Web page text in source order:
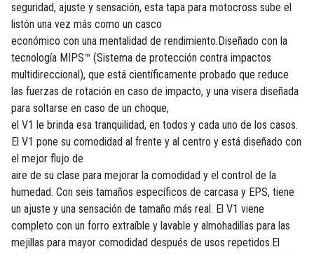
seguridad, ajuste y sensación, esta tapa para motocross sube el
listón una vez más como un casco
económico con una mentalidad de rendimiento.Diseñado con la
tecnología MIPS™ (Sistema de protección contra impactos
multidireccional), que está científicamente probado que reduce
las fuerzas de rotación en caso de impacto, y una visera diseñada
para soltarse en caso de un choque,
el V1 le brinda esa tranquilidad, en todos y cada uno de los casos.
El V1 pone su comodidad al frente y al centro y está diseñado con
el mejor flujo de
aire de su clase para mejorar la comodidad y el control de la
humedad. Con seis tamaños específicos de carcasa y EPS, tiene
un ajuste y una sensación de tamaño más real. El V1 viene
completo con un forro extraíble y lavable y almohadillas para las
mejillas para mayor comodidad después de usos repetidos.El